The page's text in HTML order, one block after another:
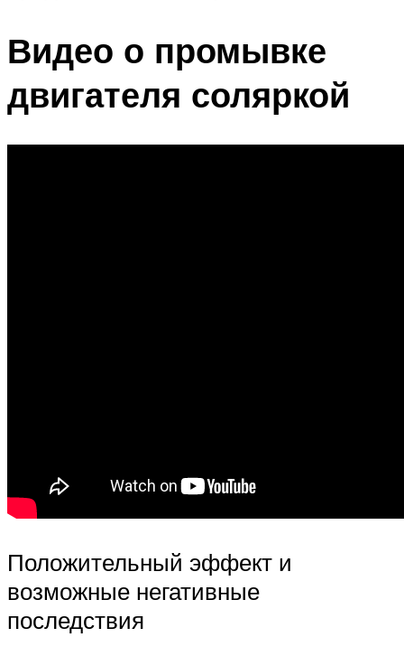
Видео о промывке
двигателя соляркой
Положительный эффект и
возможные негативные
последствия